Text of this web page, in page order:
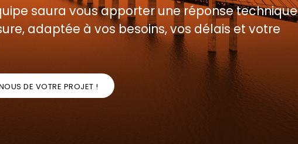
saura vous apporter une réponse technique
adaptée à vos besoins, vos délais et votre
DE VOTRE PROJET !